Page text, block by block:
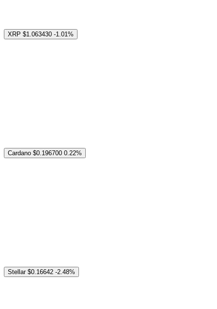
XRP $1.063430 -1.01%
Cardano $0.196700 0.22%
Stellar $0.16642 -2.48%